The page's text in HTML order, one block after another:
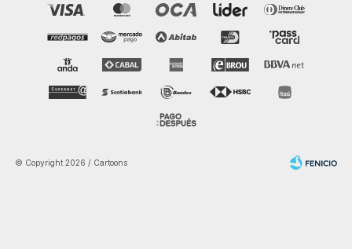
© Copyright 2026 / Cartoons